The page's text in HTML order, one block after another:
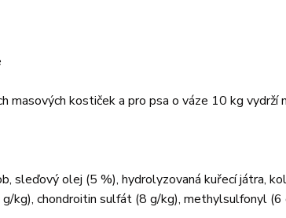
masových kostiček a pro psa o váze 10 kg vydrží
sleďový olej (5 %), hydrolyzovaná kuřecí játra,
kg), chondroitin sulfát (8 g/kg), methylsulfonyl